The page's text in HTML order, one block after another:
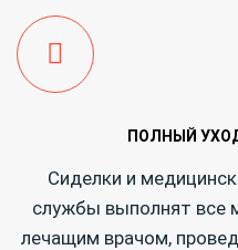
ПОЛНЫЙ
Сиделки и
службы выполнят все
лечащим врачом,